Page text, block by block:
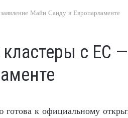
Майи Санду в Европарламенте
с ЕС
к официальному